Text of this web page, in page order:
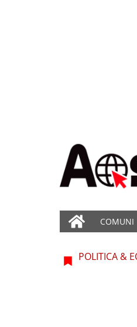
COMUNI
POLITICA &